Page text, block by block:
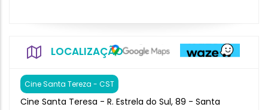
LOCALIZAÇÃO
Cine Santa Tereza - CST
Cine Santa Teresa - R. Estrela do Sul, 89 - Santa